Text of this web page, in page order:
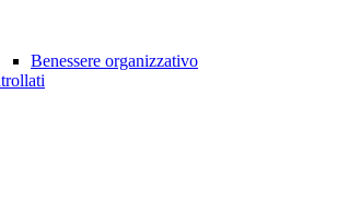
Benessere organizzativo